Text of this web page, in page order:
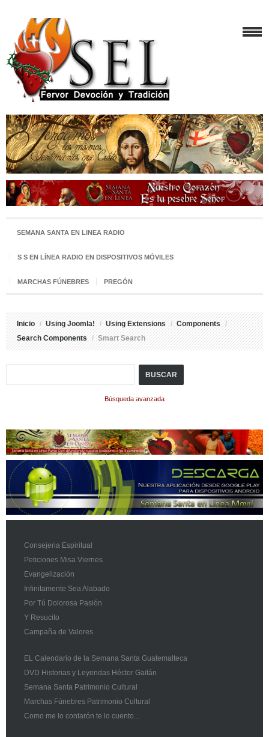
SEMANA SANTA EN LINEA RADIO
S S EN LÍNEA RADIO EN DISPOSITIVOS MÓVILES
MARCHAS FÚNEBRES PREGÓN
Inicio / Using Joomla! / Using Extensions / Components /
Search Components / Smart Search
BUSCAR
Búsqueda avanzada
Consejeria Espiritual
Peticiones Misa Viernes
Evangelización
Infinitamente Sea Alabado
Por Tú Dolorosa Pasión
Y Resucito
Campaña de Valores
EL Calendario de la Semana Santa Guatemalteca
DVD Historias y Leyendas Héctor Gaitán
Semana Santa Patrimonio Cultural
Marchas Fúnebres Patrimonio Cultural
Como me lo contarón te lo cuento...